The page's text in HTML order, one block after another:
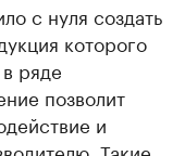
с нуля создать
которого
ряде
позволит
и